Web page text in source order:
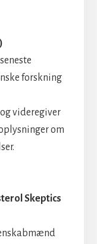
forskning
videregiver
om
Skeptics